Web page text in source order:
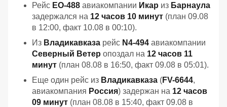
Рейс EO-488 авиакомпании Икар из Барнаула
задержался на 12 часов 10 минут (план 09.08
в 12:00, факт 10.08 в 00:10).
Из Владикавказа рейс N4-494 авиакомпании
Северный Ветер опоздал на 12 часов 11
минут (план 08.08 в 16:50, факт 09.08 в 05:01).
Еще один рейс из Владикавказа (FV-6644,
авиакомпания Россия) задержан на 12 часов
09 минут (план 08.08 в 15:40, факт 09.08 в